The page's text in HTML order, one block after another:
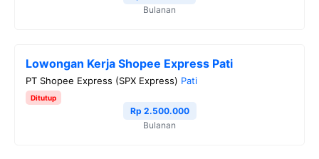
Bulanan
Lowongan Kerja Shopee Express Pati
PT Shopee Express (SPX Express) Pati
Ditutup
Rp 2.500.000
Bulanan